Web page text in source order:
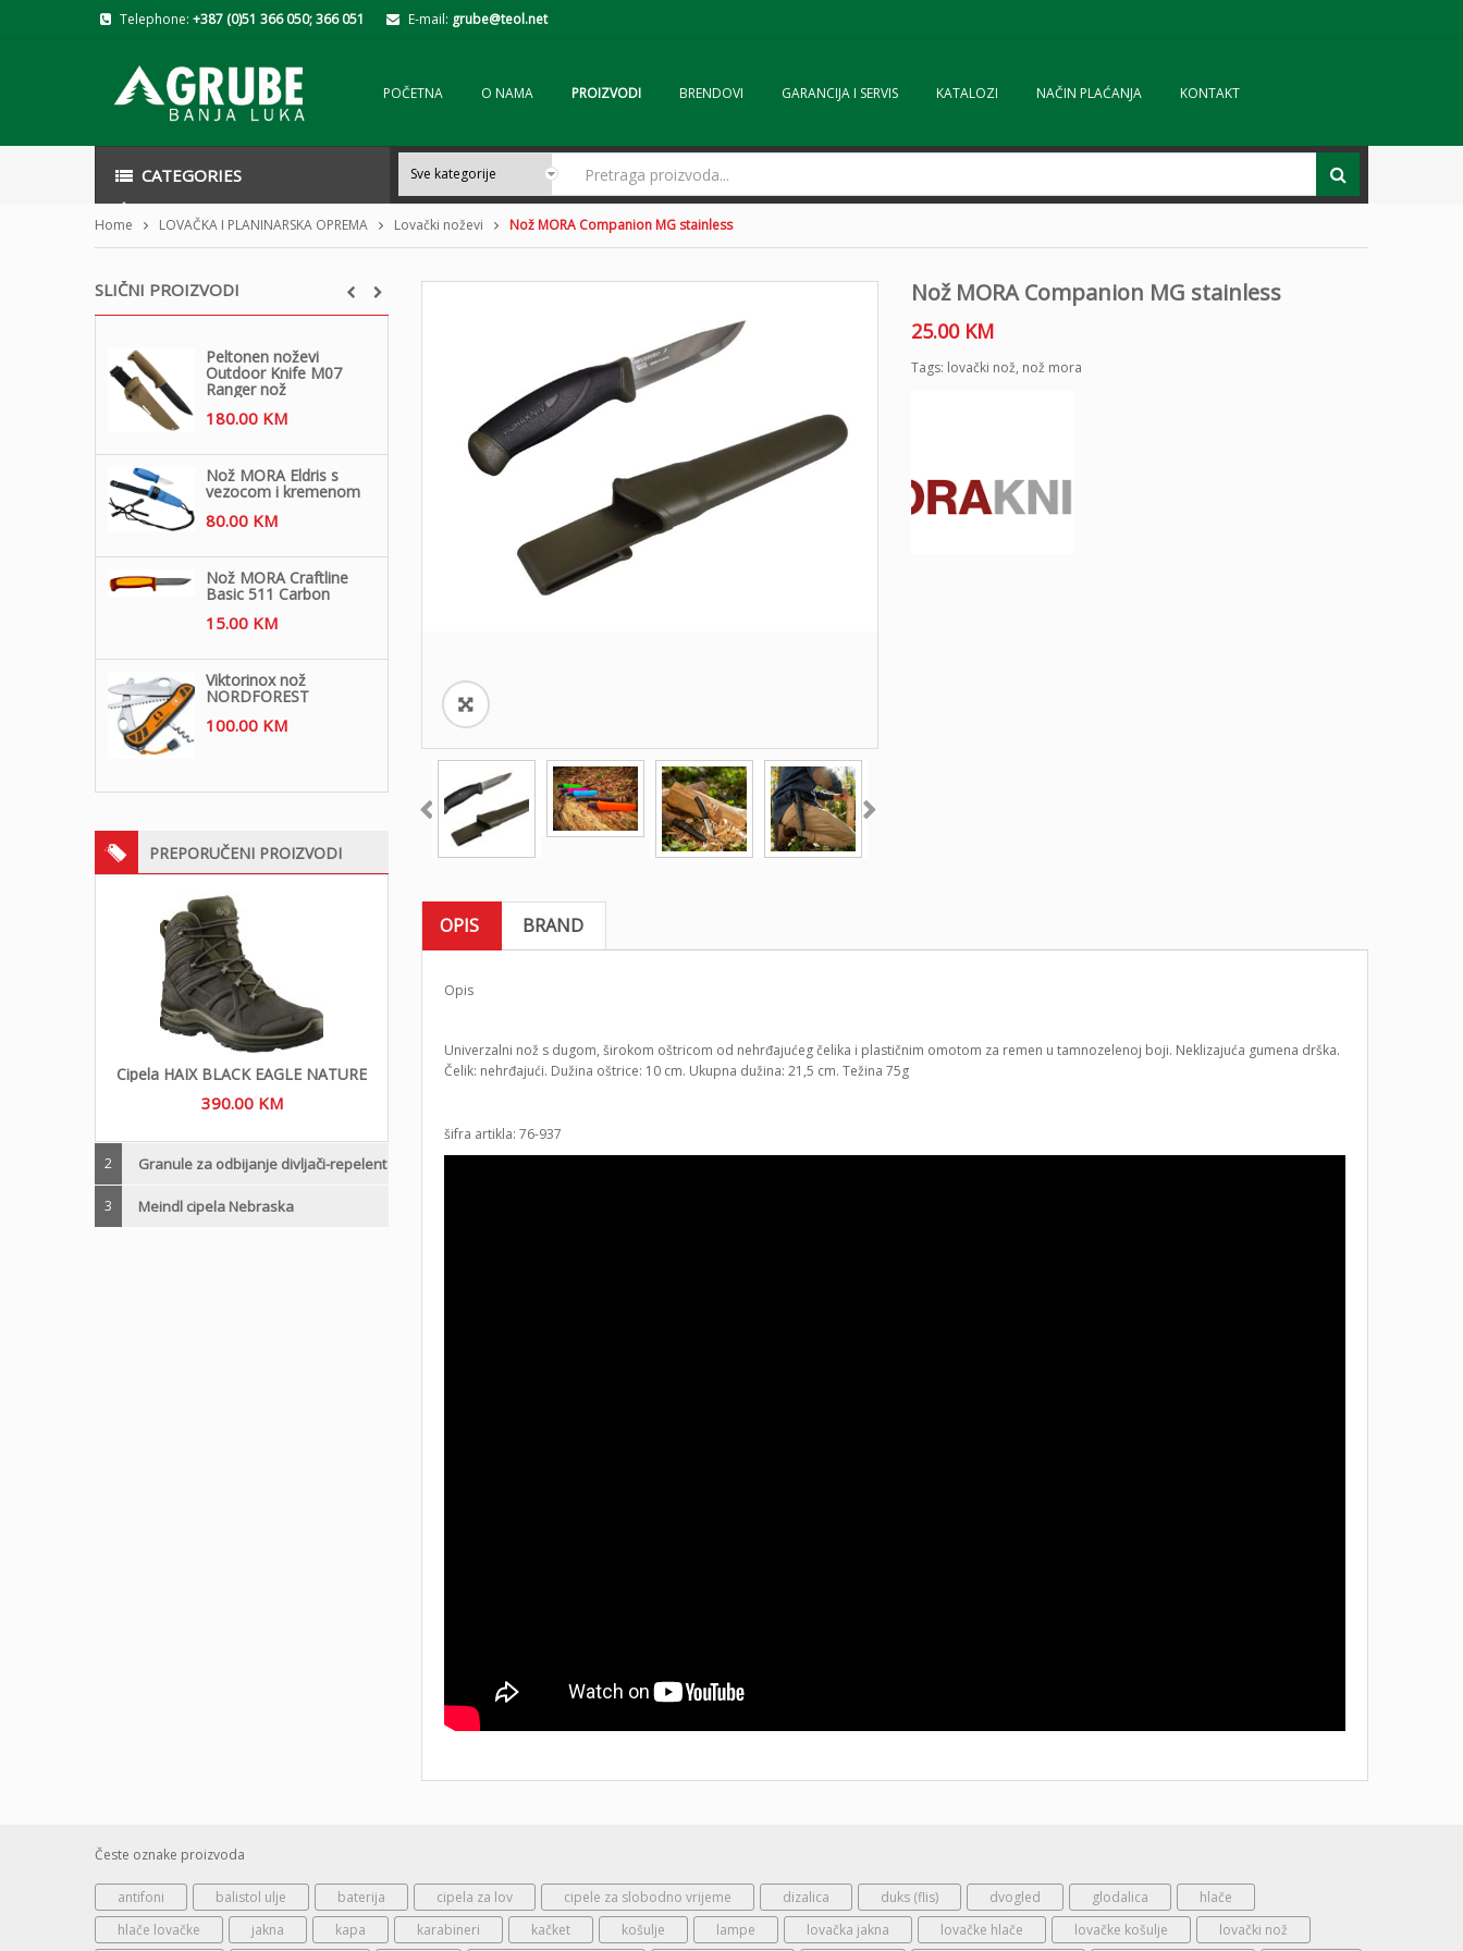
Telephone: +387 (0)51 366 050; 366 051 E-mail: grube@teol.net
POČETNA O NAMA PROIZVODI BRENDOVI GARANCIJA I SERVIS KATALOZI NAČIN PLAĆANJA KONTAKT
CATEGORIES
Home LOVAČKA I PLANINARSKA OPREMA Lovački noževi Nož MORA Companion MG stainless
SLIČNI PROIZVODI
Peltonen noževi
Outdoor Knife M07
Ranger nož
180.00 KM
Nož MORA Eldris s
vezocom i kremenom
80.00 KM
Nož MORA Craftline
Basic 511 Carbon
15.00 KM
Viktorinox nož
NORDFOREST
100.00 KM
PREPORUČENI PROIZVODI
Cipela HAIX BLACK EAGLE NATURE
390.00 KM
2 Granule za odbijanje divljači-repelent
3 Meindl cipela Nebraska
Nož MORA Companion MG stainless
25.00 KM
Tags: lovački nož, nož mora
OPIS BRAND
Opis
Univerzalni nož s dugom, širokom oštricom od nehrđajućeg čelika i plastičnim omotom za remen u tamnozelenoj boji. Neklizajuća gumena drška.
Čelik: nehrđajući. Dužina oštrice: 10 cm. Ukupna dužina: 21,5 cm. Težina 75g
šifra artikla: 76-937
Česte oznake proizvoda
antifoni balistol ulje baterija cipela za lov cipele za slobodno vrijeme dizalica duks (flis) dvogled glodalica
hlače
hlače lovačke
jakna kapa karabineri kačket košulje lampe lovačka jakna lovačke hlače lovačke košulje lovački nož